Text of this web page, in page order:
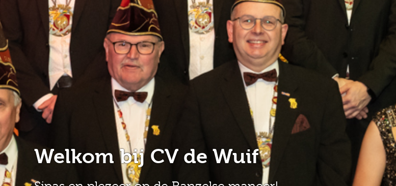
Welkom bij CV de Wuif